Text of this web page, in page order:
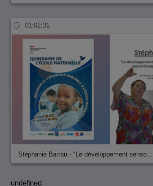
01:02:31
Stéphanie Barrau - "Le développement senso…
undefined